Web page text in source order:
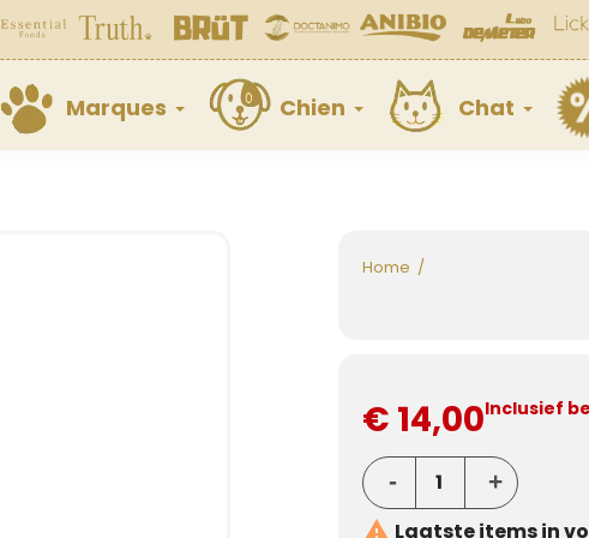
Marques Chien Chat
Home
€ 14,00Inclusief
 Laatste items in